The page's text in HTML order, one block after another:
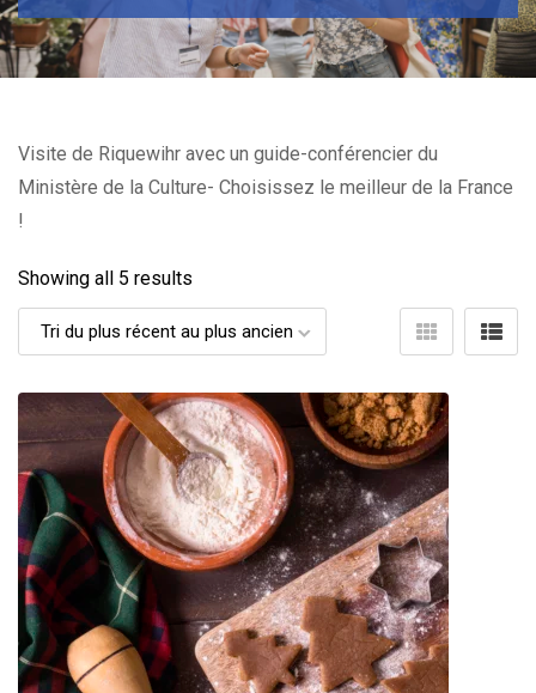
Visite de Riquewihr avec un guide-conférencier du
Ministère de la Culture- Choisissez le meilleur de la France
!
Showing all 5 results